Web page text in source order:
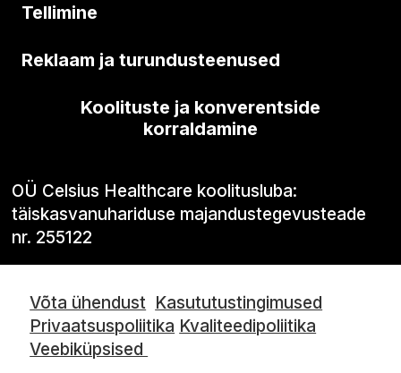
Tellimine
Reklaam ja turundusteenused
Koolituste ja konverentside
korraldamine
OÜ Celsius Healthcare koolitusluba:
täiskasvanuhariduse majandustegevusteade
nr. 255122
Võta ühendust Kasututustingimused
Privaatsuspoliitika Kvaliteedipoliitika
Veebiküpsised